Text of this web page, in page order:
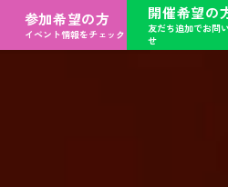
参加希望の方
イベント情報をチェック
開催希望の
友だち追加でお問
せ